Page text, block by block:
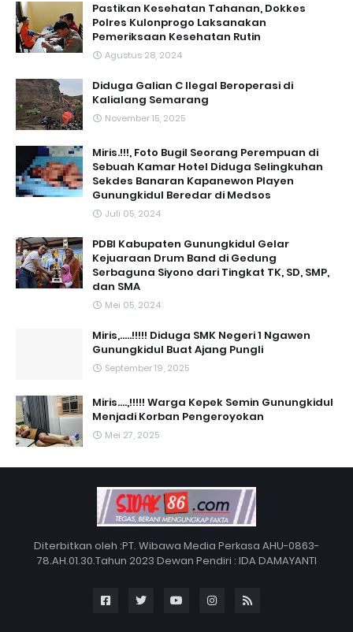
Pastikan Kesehatan Tahanan, Dokkes
Polres Kulonprogo Laksanakan
Pemeriksaan Kesehatan Rutin
Agustus 28, 2024
Diduga Galian C Ilegal Beroperasi di
Kalialang Semarang
November 15, 2025
Miris.!!!, Foto Bugil Seorang Perempuan di
Sebuah Kamar Hotel Diduga Selingkuhan
Sekdes Banaran Kapanewon Playen
Gunungkidul Beredar di Medsos
Juli 05, 2024
PDBI Kabupaten Gunungkidul Gelar
Kejuaraan Drum Band di Gedung
Serbaguna Siyono dari Tingkat TK, SD, SMP,
dan SMA
Mei 05, 2024
Miris,.....!!!!! Diduga SMK Negeri 1 Ngawen
Gunungkidul Buat Ajang Pungli
September 19, 2025
Miris....,!!!!! Warga Kepek Semin Gunungkidul
Menjadi Korban Pengeroyokan
Mei 27, 2025
Diterbitkan oleh :PT. Wibawa Media Perkasa AHU-0863-
78.AH.01.30.Tahun 2023 Dewan Pendiri : IDA DAMAYANTI